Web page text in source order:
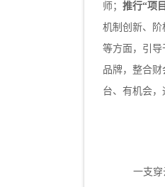
师； 推行“项
机制创新、
阶
等方面，引导
品牌，整合财
台、有机会，
一支穿